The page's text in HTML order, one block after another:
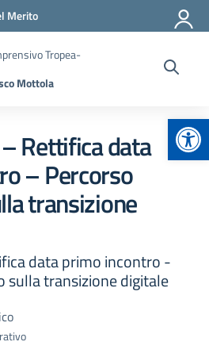
Merito
Tropea-
Mottola
Rettifica data
– Percorso
transizione
data primo incontro -
sulla transizione digitale